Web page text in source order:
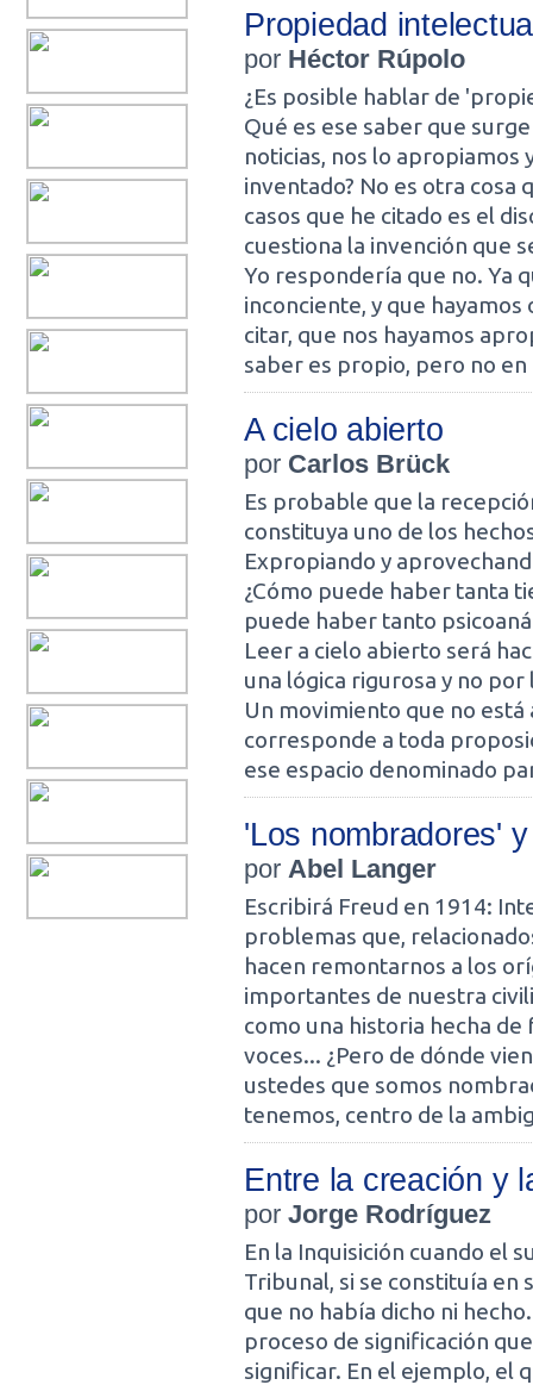
Propiedad
por Héctor Rúpolo
¿Es posible hablar de
Qué es ese saber que
noticias, nos lo apropiamos
inventado? No es otra cosa
casos que he citado es el
cuestiona la invención que
Yo respondería que no. Ya
inconciente, y que
citar, que nos hayamos
saber es propio, pero no
A cielo abierto
por Carlos Brück
Es probable que la
constituya uno de los
Expropiando y
¿Cómo puede haber tanta
puede haber tanto
Leer a cielo abierto será
una lógica rigurosa y no por
Un movimiento que no
corresponde a toda
ese espacio denominado
'Los nombradores'
por Abel Langer
Escribirá Freud en 1914:
problemas que,
hacen remontarnos a los
importantes de nuestra
como una historia hecha
voces... ¿Pero de dónde
ustedes que somos
tenemos, centro de la
Entre la creación y
por Jorge Rodríguez
En la Inquisición cuando el
Tribunal, si se constituía en
que no había dicho ni
proceso de significación
significar. En el ejemplo, el